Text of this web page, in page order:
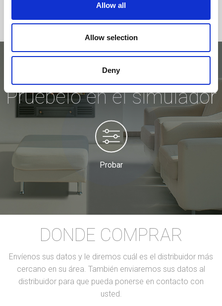
Allow all
Allow selection
Deny
Pruébelo en el simulador
Probar
DONDE COMPRAR
Envíenos sus datos y le diremos cuál es el distribuidor más
cercano en su área. También enviaremos sus datos al
distribuidor para que pueda ponerse en contacto con
usted.